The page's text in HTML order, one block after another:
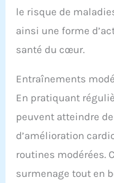
le risque de
ainsi une forme
santé du cœur.
Entraînements
En pratiquant
peuvent atteindre
d’amélioration
routines modérées.
surmenage tout en